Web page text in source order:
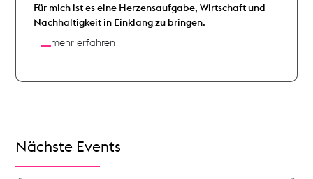
Für mich ist es eine Herzensaufgabe, Wirtschaft und
Nachhaltigkeit in Einklang zu bringen.
mehr erfahren
Nächste Events